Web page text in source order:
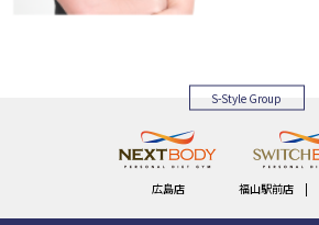
S-Style Group
広島店 福山駅前店 |